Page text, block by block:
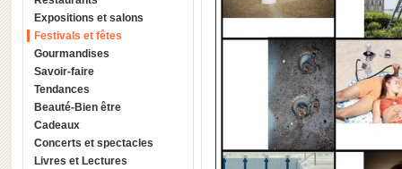
Expositions et salons
Festivals et fêtes
Gourmandises
Savoir-faire
Tendances
Beauté-Bien être
Cadeaux
Concerts et spectacles
Livres et Lectures